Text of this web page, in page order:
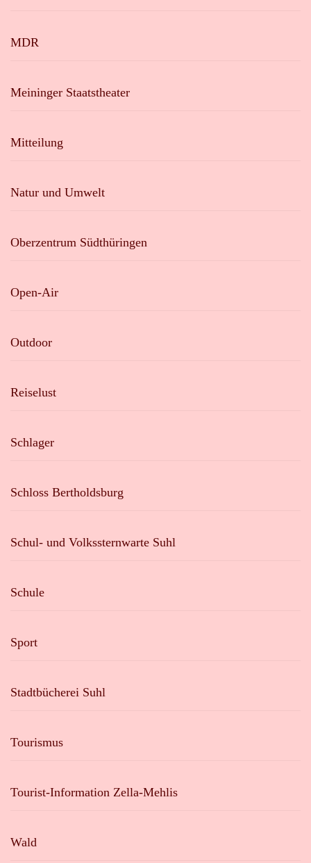
MDR
Meininger Staatstheater
Mitteilung
Natur und Umwelt
Oberzentrum Südthüringen
Open-Air
Outdoor
Reiselust
Schlager
Schloss Bertholdsburg
Schul- und Volkssternwarte Suhl
Schule
Sport
Stadtbücherei Suhl
Tourismus
Tourist-Information Zella-Mehlis
Wald